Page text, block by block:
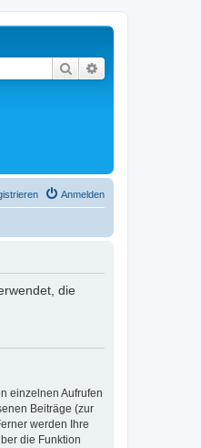
Suche
Anmelden
die
einzelnen Aufrufen
Beiträge (zur
werden Ihre
die Funktion